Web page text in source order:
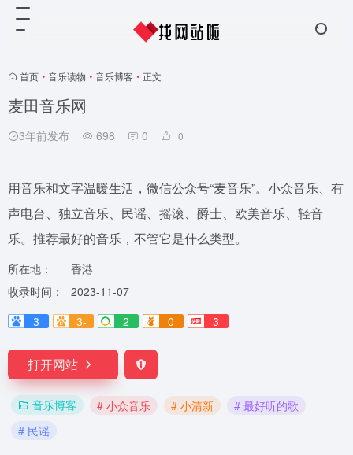
首页 • 音乐读物 • 音乐博客 • 正文
麦田音乐网
3年前发布 698 0 0
用音乐和文字温暖生活，微信公众号“麦音乐”。小众音乐、有
声电台、独立音乐、民谣、摇滚、爵士、欧美音乐、轻音
乐。推荐最好的音乐，不管它是什么类型。
所在地：
香港
收录时间：
2023-11-07
3
3- 2 0 3
打开网站
音乐博客 # 小众音乐 # 小清新
# 最好听的歌
# 民谣